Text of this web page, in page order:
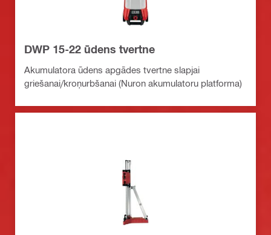
DWP 15-22 ūdens tvertne
Akumulatora ūdens apgādes tvertne slapjai
griešanai/kroņurbšanai (Nuron akumulatoru platforma)